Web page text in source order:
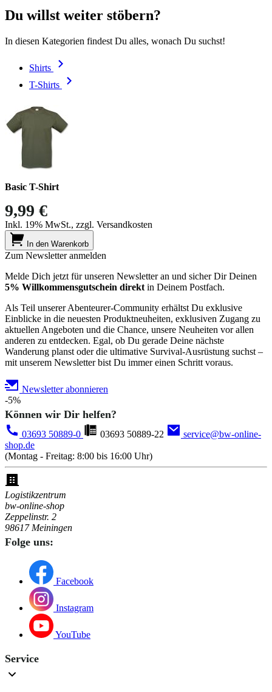
Du willst weiter stöbern?
In diesen Kategorien findest Du alles, wonach Du suchst!
Shirts
T-Shirts
Basic T-Shirt
9,99 €
Inkl. 19% MwSt., zzgl. Versandkosten
In den Warenkorb
Zum Newsletter anmelden
Melde Dich jetzt für unseren Newsletter an und sicher Dir Deinen
5% Willkommensgutschein direkt in Deinem Postfach.
Als Teil unserer Abenteurer-Community erhältst Du exklusive
Einblicke in die neuesten Produktneuheiten, exklusiven Zugang zu
aktuellen Angeboten und die Chance, unsere Neuheiten vor allen
anderen zu entdecken. Egal, ob Du gerade Deine nächste
Wanderung planst oder die ultimative Survival-Ausrüstung suchst –
mit unserem Newsletter bist Du immer einen Schritt voraus.
Newsletter abonnieren
-5%
Können wir Dir helfen?
03693 50889-0 03693 50889-22
service@bw-online-
shop.de
(Montag - Freitag: 8:00 bis 16:00 Uhr)
Logistikzentrum
bw-online-shop
Zeppelinstr. 2
98617 Meiningen
Folge uns:
Facebook
Instagram
YouTube
Service